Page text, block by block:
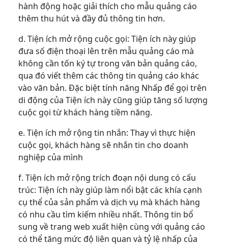
hành động hoặc giải thích cho mẫu quảng cáo
thêm thu hút và đầy đủ thông tin hơn.
d. Tiện ích mở rộng cuộc gọi: Tiện ích này giúp
đưa số điện thoại lên trên mẫu quảng cáo mà
không cần tốn ký tự trong văn bản quảng cáo,
qua đó viết thêm các thông tin quảng cáo khác
vào văn bản. Đặc biệt tính năng Nhấp để gọi trên
di động của Tiện ích này cũng giúp tăng số lượng
cuộc gọi từ khách hàng tiềm năng.
e. Tiện ích mở rộng tin nhắn: Thay vì thực hiện
cuộc gọi, khách hàng sẽ nhắn tin cho doanh
nghiệp của mình
f. Tiện ích mở rộng trích đoạn nội dung có cấu
trúc: Tiện ích này giúp làm nổi bật các khía cạnh
cụ thể của sản phẩm và dịch vụ mà khách hàng
có nhu cầu tìm kiếm nhiều nhất. Thông tin bổ
sung về trang web xuất hiện cùng với quảng cáo
có thể tăng mức độ liên quan và tỷ lệ nhấp của